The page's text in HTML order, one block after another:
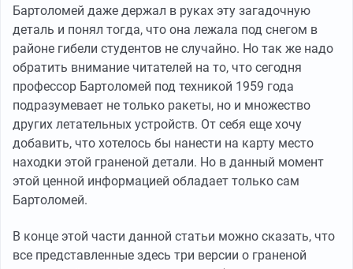
Бартоломей даже держал в руках эту загадочную
деталь и понял тогда, что она лежала под снегом в
районе гибели студентов не случайно. Но так же надо
обратить внимание читателей на то, что сегодня
профессор Бартоломей под техникой 1959 года
подразумевает не только ракеты, но и множество
других летательных устройств. От себя еще хочу
добавить, что хотелось бы нанести на карту место
находки этой граненой детали. Но в данный момент
этой ценной информацией обладает только сам
Бартоломей.
В конце этой части данной статьи можно сказать, что
все представленные здесь три версии о граненой